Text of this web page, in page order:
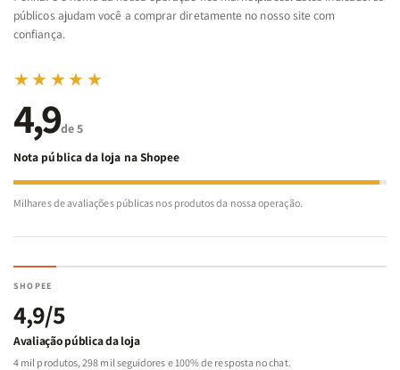
Penkal
Penkal
públicos ajudam você a comprar diretamente no nosso site com
confiança.
★★★★★
4,9de 5
Nota pública da loja na Shopee
Milhares de avaliações públicas nos produtos da nossa operação.
SHOPEE
4,9/5
Avaliação pública da loja
4 mil produtos, 298 mil seguidores e 100% de resposta no chat.